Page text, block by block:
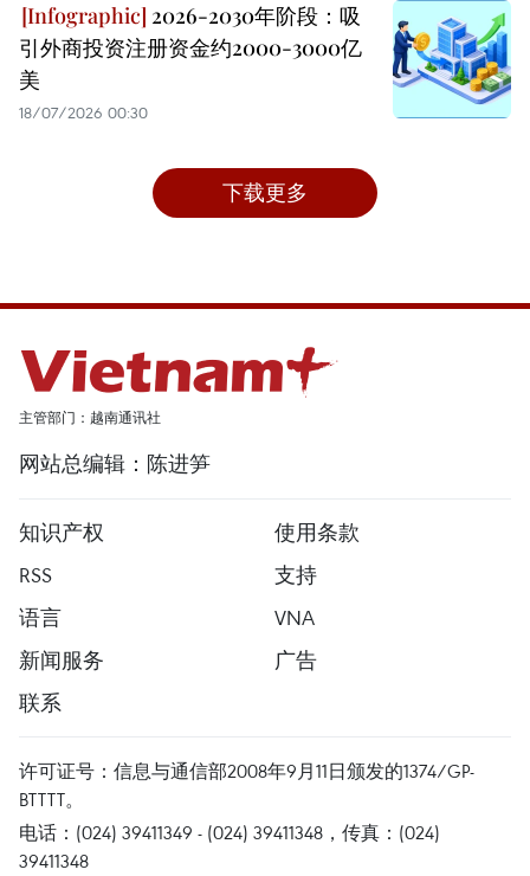
2026-2030年阶段：吸
引外商投资注册资金约2000-3000亿
美
18/07/2026 00:30
下载更多
主管部门：越南通讯社
网站总编辑：陈进笋
知识产权
使用条款
RSS
支持
语言
VNA
新闻服务
广告
联系
许可证号：信息与通信部2008年9月11日颁发的1374/GP-
BTTTT。
电话：(024) 39411349 - (024) 39411348，传真：(024)
39411348